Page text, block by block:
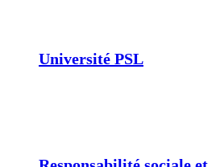
Université PSL